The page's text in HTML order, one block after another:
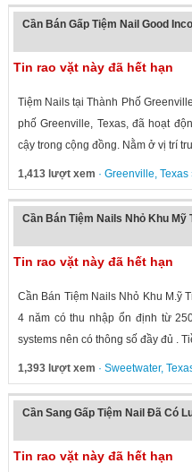
Cần Bán Gấp Tiệm Nail Good
Tin rao vặt này đã hết hạn
Tiệm Nails tại Thành Phố
phố Greenville, Texas, đã hoạt
cậy trong cộng đồng. Nằm ở vị trí
1,413 lượt xem · Greenville, Texas
Cần Bán Tiệm Nails Nhỏ Khu Mỹ
Tin rao vặt này đã hết hạn
Cần Bán Tiệm Nails Nhỏ Khu M.ỹ
4 năm có thu nhập ổn định từ
systems nên có thông số đầy đủ .
1,393 lượt xem · Sweetwater,
Cần Sang Gấp Tiệm Nail Đã Có
Tin rao vặt này đã hết hạn